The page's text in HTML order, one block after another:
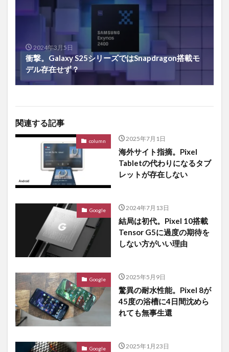
2024年3月5日
衝撃。Galaxy S25シリーズではSnapdragon搭載モ
デル存在せず？
関連する記事
column 2025年7月1日
海外サイト指摘。Pixel
Tabletの代わりになるタブ
レットが存在しない
Google 2024年7月13日
結局は初代。Pixel 10搭載
Tensor G5に過度の期待を
しない方がいい理由
Google 2025年5月9日
驚異の耐水性能。Pixel 8が
45度の浴槽に4日間沈めら
れても無事生還
Google 2025年1月23日